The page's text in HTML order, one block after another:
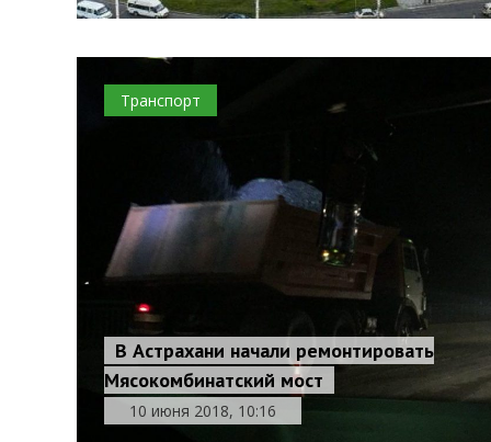
Транспорт
В Астрахани начали ремонтировать
Мясокомбинатский мост
10 июня 2018, 10:16